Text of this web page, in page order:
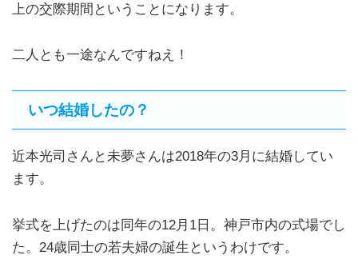
上の交際期間ということになります。
二人とも一途なんですねえ！
いつ結婚したの？
近本光司さんと未夢さんは2018年の3月に結婚してい
ます。
挙式を上げたのは同年の12月1日。神戸市内の式場でし
た。24歳同士の若夫婦の誕生というわけです。